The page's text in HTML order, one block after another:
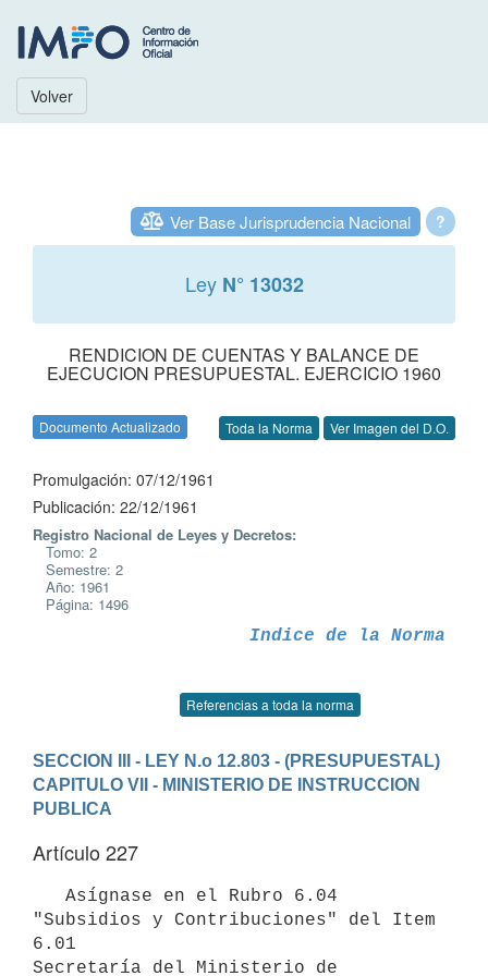
Volver
?
Ver Base Jurisprudencia Nacional
Ley N° 13032
RENDICION DE CUENTAS Y BALANCE DE
EJECUCION PRESUPUESTAL. EJERCICIO 1960
Documento Actualizado Toda la Norma Ver Imagen del D.O.
Promulgación: 07/12/1961
Publicación: 22/12/1961
Registro Nacional de Leyes y Decretos:
Tomo: 2
Semestre: 2
Año: 1961
Página: 1496
Indice de la Norma
Referencias a toda la norma
SECCION III - LEY N.o 12.803 - (PRESUPUESTAL)
CAPITULO VII - MINISTERIO DE INSTRUCCION
PUBLICA
Artículo 227
"Subsidios y Contribuciones" del Item
6.01
Secretaría del Ministerio de